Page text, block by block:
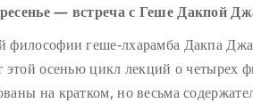
— встреча с Геше Дакпой
философии геше-лхарамба Дакпа
этой осенью цикл лекций о четырех
на кратком, но весьма